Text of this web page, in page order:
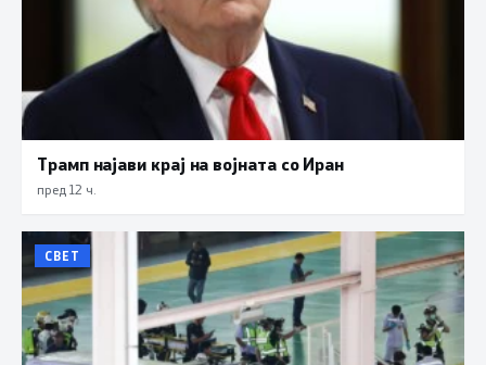
Трамп најави крај на војната со Иран
пред 12 ч.
СВЕТ